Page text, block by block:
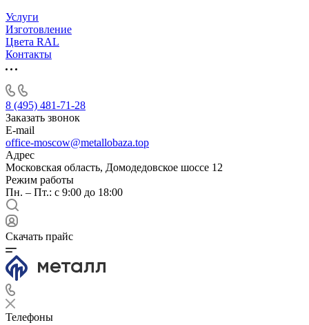
Услуги
Изготовление
Цвета RAL
Контакты
8 (495) 481-71-28
Заказать звонок
E-mail
office-moscow@metallobaza.top
Адрес
Московская область, Домодедовское шоссе 12
Режим работы
Пн. – Пт.: с 9:00 до 18:00
Скачать прайс
Телефоны